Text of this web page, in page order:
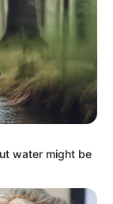
Judge
water might be